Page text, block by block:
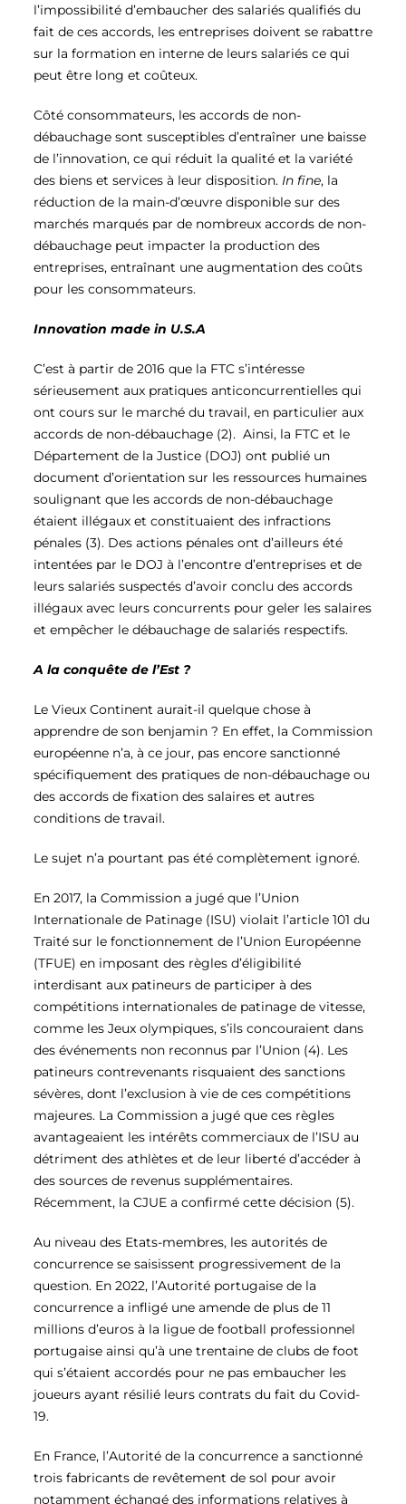
l’impossibilité d’embaucher des salariés qualifiés du
fait de ces accords, les entreprises doivent se rabattre
sur la formation en interne de leurs salariés ce qui
peut être long et coûteux.
Côté consommateurs, les accords de non-
débauchage sont susceptibles d’entraîner une baisse
de l’innovation, ce qui réduit la qualité et la variété
des biens et services à leur disposition. In fine, la
réduction de la main-d’œuvre disponible sur des
marchés marqués par de nombreux accords de non-
débauchage peut impacter la production des
entreprises, entraînant une augmentation des coûts
pour les consommateurs.
Innovation made in U.S.A
C’est à partir de 2016 que la FTC s’intéresse
sérieusement aux pratiques anticoncurrentielles qui
ont cours sur le marché du travail, en particulier aux
accords de non-débauchage (2). Ainsi, la FTC et le
Département de la Justice (DOJ) ont publié un
document d’orientation sur les ressources humaines
soulignant que les accords de non-débauchage
étaient illégaux et constituaient des infractions
pénales (3). Des actions pénales ont d’ailleurs été
intentées par le DOJ à l’encontre d’entreprises et de
leurs salariés suspectés d’avoir conclu des accords
illégaux avec leurs concurrents pour geler les salaires
et empêcher le débauchage de salariés respectifs.
A la conquête de l’Est ?
Le Vieux Continent aurait-il quelque chose à
apprendre de son benjamin ? En effet, la Commission
européenne n’a, à ce jour, pas encore sanctionné
spécifiquement des pratiques de non-débauchage ou
des accords de fixation des salaires et autres
conditions de travail.
Le sujet n’a pourtant pas été complètement ignoré.
En 2017, la Commission a jugé que l’Union
Internationale de Patinage (ISU) violait l’article 101 du
Traité sur le fonctionnement de l’Union Européenne
(TFUE) en imposant des règles d’éligibilité
interdisant aux patineurs de participer à des
compétitions internationales de patinage de vitesse,
comme les Jeux olympiques, s’ils concouraient dans
des événements non reconnus par l’Union (4). Les
patineurs contrevenants risquaient des sanctions
sévères, dont l’exclusion à vie de ces compétitions
majeures. La Commission a jugé que ces règles
avantageaient les intérêts commerciaux de l’ISU au
détriment des athlètes et de leur liberté d’accéder à
des sources de revenus supplémentaires.
Récemment, la CJUE a confirmé cette décision (5).
Au niveau des Etats-membres, les autorités de
concurrence se saisissent progressivement de la
question. En 2022, l’Autorité portugaise de la
concurrence a infligé une amende de plus de 11
millions d’euros à la ligue de football professionnel
portugaise ainsi qu’à une trentaine de clubs de foot
qui s’étaient accordés pour ne pas embaucher les
joueurs ayant résilié leurs contrats du fait du Covid-
19.
En France, l’Autorité de la concurrence a sanctionné
trois fabricants de revêtement de sol pour avoir
notamment échangé des informations relatives à